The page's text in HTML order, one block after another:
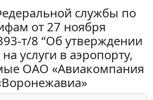
службы по
от 27 ноября
т/8 “Об утверждении
услуги в аэропорту,
ОАО «Авиакомпания